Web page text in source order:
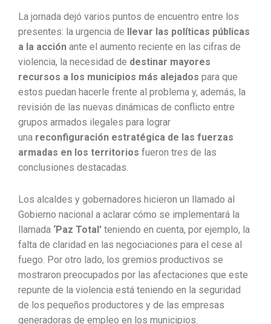
La jornada dejó varios puntos de encuentro entre los
presentes: la urgencia de
llevar las políticas públicas
a la acción ante el aumento reciente en las cifras de
violencia, la necesidad de destinar mayores
recursos a los municipios más alejados para que
estos puedan hacerle frente al problema y, además, la
revisión de las nuevas dinámicas de conflicto entre
grupos armados ilegales para lograr
una reconfiguración estratégica de las fuerzas
armadas en los territorios fueron tres de las
conclusiones destacadas.
Los alcaldes y gobernadores hicieron un llamado al
Gobierno nacional a aclarar cómo se implementará la
llamada ‘Paz Total’ teniendo en cuenta, por ejemplo, la
falta de claridad en las negociaciones para el cese al
fuego. Por otro lado, los gremios productivos se
mostraron preocupados por las afectaciones que este
repunte de la violencia está teniendo en la seguridad
de los pequeños productores y de las empresas
generadoras de empleo en los municipios.